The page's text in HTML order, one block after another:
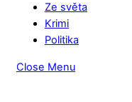
Ze světa
Krimi
Politika
Close Menu